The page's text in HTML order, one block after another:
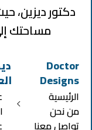
دكتور ديزين،
مساحتك
Doctor
Designs
الرئيسية
من نحن
تواصل معنا